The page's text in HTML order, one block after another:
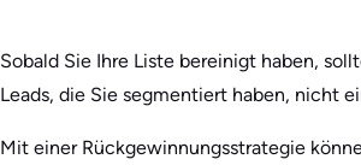
Sobald Sie Ihre Liste bereinigt haben,
Leads, die Sie segmentiert haben, nicht
Mit einer Rückgewinnungsstrategie